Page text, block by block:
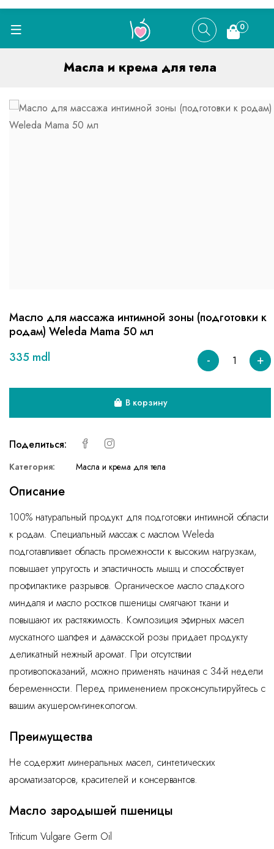
0
Масла и крема для тела
Масло для массажа интимной зоны (подготовки к
родам) Weleda Mama 50 мл
335 mdl
- +
В корзину
Поделиться:
Категория: Масла и крема для тела
Описание
100% натуральный продукт для подготовки интимной области
к родам. Специальный массаж с маслом Weleda
подготавливает область промежности к высоким нагрузкам,
повышает упругость и эластичность мышц и способствует
профилактике разрывов. Органическое масло сладкого
миндаля и масло ростков пшеницы смягчают ткани и
повышают их растяжимость. Композиция эфирных масел
мускатного шалфея и дамасской розы придает продукту
деликатный нежный аромат. При отсутствии
противопоказаний, можно применять начиная с 34-й недели
беременности. Перед применением проконсультируйтесь с
вашим акушером-гинекологом.
Преимущества
Не содержит минеральных масел, синтетических
ароматизаторов, красителей и консервантов.
Масло зародышей пшеницы
Triticum Vulgare Germ Oil